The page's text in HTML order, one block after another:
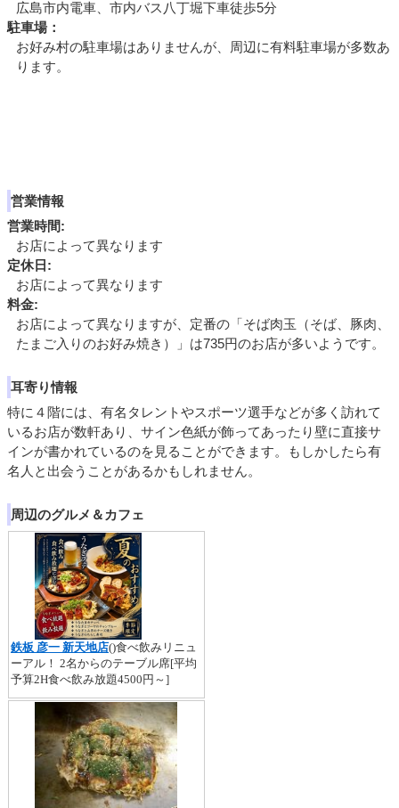
広島市内電車、市内バス八丁堀下車徒歩5分
駐車場：
お好み村の駐車場はありませんが、周辺に有料駐車場が多数あ
ります。
営業情報
営業時間:
お店によって異なります
定休日:
お店によって異なります
料金:
お店によって異なりますが、定番の「そば肉玉（そば、豚肉、
たまご入りのお好み焼き）」は735円のお店が多いようです。
耳寄り情報
特に４階には、有名タレントやスポーツ選手などが多く訪れて
いるお店が数軒あり、サイン色紙が飾ってあったり壁に直接サ
インが書かれているのを見ることができます。もしかしたら有
名人と出会うことがあるかもしれません。
周辺のグルメ＆カフェ